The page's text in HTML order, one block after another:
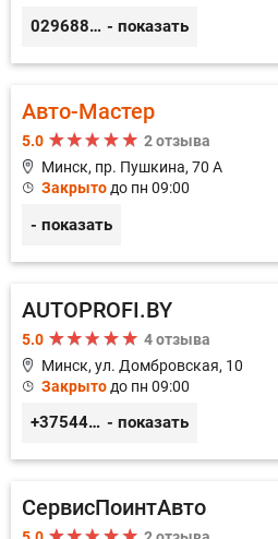
0296889898 - показать
Авто-Мастер
5.0
2 отзыва
Минск, пр. Пушкина, 70 А
Закрыто до пн 09:00
- показать
AUTOPROFI.BY
5.0
4 отзыва
Минск, ул. Домбровская, 10
Закрыто до пн 09:00
+375445353020 - показать
СервисПоинтАвто